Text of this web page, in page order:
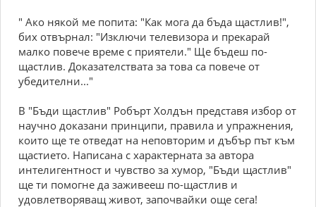
" Ако някой ме попита: "Как мога да бъда щастлив!",
бих отвърнал: "Изключи телевизора и прекарай
малко повече време с приятели." Ще бъдеш по-
щастлив. Доказателствата за това са повече от
убедителни..."
В "Бъди щастлив" Робърт Холдън представя избор от
научно доказани принципи, правила и упражнения,
които ще те отведат на неповторим и дъбър път към
щастието. Написана с характерната за автора
интелигентност и чувство за хумор, "Бъди щастлив"
ще ти помогне да заживееш по-щастлив и
удовлетворяващ живот, започвайки още сега!